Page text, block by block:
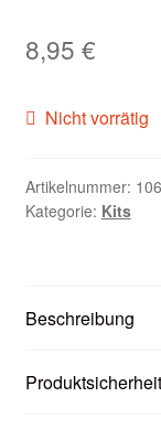
Basen & Nikotin
Zubehör
Kundenkarte
8,95 €
Nicht vorrätig
Artikelnummer:
Kategorie: Kits
Beschreibung
Produktsicherheit